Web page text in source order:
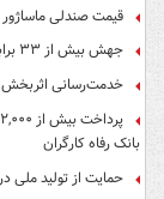
قیمت صندلی ماساژور
جهش بیش از ۳۳ برابری سود خالص بانک رفاه کارگران در بهار ۱۴۰۵
خدمت‌رسانی اثربخش
بانک رفاه کارگران
حمایت از تولید ملی